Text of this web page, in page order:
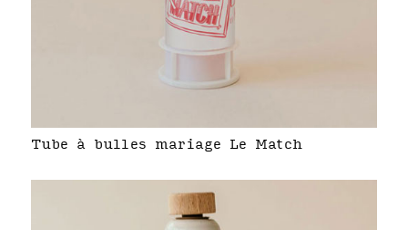
Tube à bulles mariage Le Match